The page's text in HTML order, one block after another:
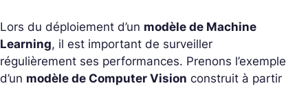
Lors du déploiement d’un modèle de Machine
Learning, il est important de surveiller
régulièrement ses performances. Prenons l’exemple
d’un modèle de Computer Vision construit à partir